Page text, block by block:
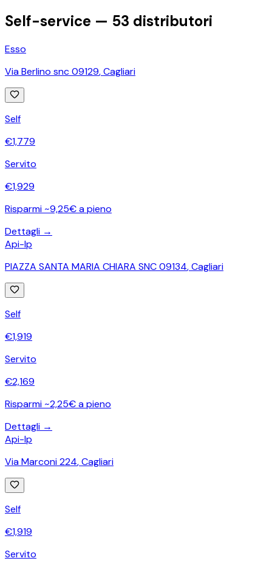
Self-service — 53 distributori
Esso
Via Berlino snc 09129,Cagliari
Self
€1,779
Servito
€1,929
Risparmi ~9,25€ a pieno
Dettagli →
Api-Ip
PIAZZA SANTA MARIA CHIARA SNC 09134,Cagliari
Self
€1,919
Servito
€2,169
Risparmi ~2,25€ a pieno
Dettagli →
Api-Ip
Via Marconi 224,Cagliari
Self
€1,919
Servito